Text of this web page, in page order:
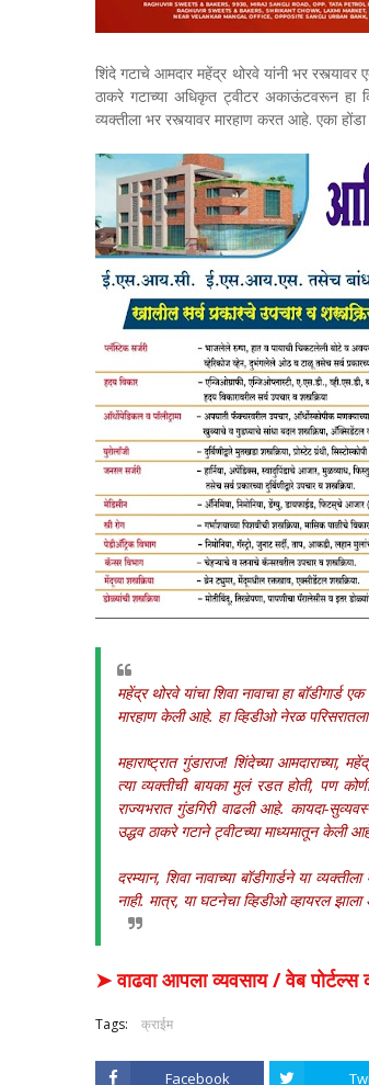
शिंदे गटाचे आमदार महेंद्र थोरवे यांनी भर
ठाकरे गटाच्या अधिकृत ट्वीटर अकाऊंटवरून हा
व्यक्तीला भर रस्त्यावर मारहाण करत आहे. एका
महेंद्र थोरवे यांचा शिवा नावाचा हा
मारहाण केली आहे. हा व्हिडीओ नेरळ
महाराष्ट्रात गुंडाराज! शिंदेच्या आमदाराच्या,
त्या व्यक्तीची बायका मुलं रडत होती, पण
राज्यभरात गुंडगिरी वाढली आहे. कायदा-
उद्धव ठाकरे गटाने ट्वीटच्या माध्यमातून केली
दरम्यान, शिवा नावाच्या बॉडीगार्डने या
नाही. मात्र, या घटनेचा व्हिडीओ व्हायरल
➤ वाढवा आपला व्यवसाय / वेब
Tags: क्राईम
Facebook